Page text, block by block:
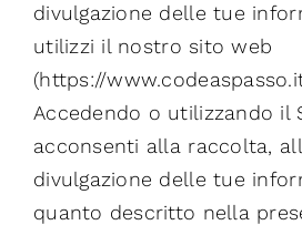
divulgazione delle tue
utilizzi il nostro sito web
(https://
Accedendo o utilizzando il
acconsenti alla raccolta,
divulgazione delle tue
quanto descritto nella